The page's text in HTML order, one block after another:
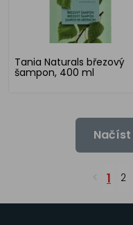
Tania Naturals březový
šampon, 400 ml
1 2